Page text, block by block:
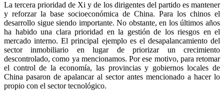
La tercera prioridad de Xi y de los dirigentes del partido es mantener
y reforzar la base socioeconómica de China. Para los chinos el
desarrollo sigue siendo importante. No obstante, en los últimos años
ha habido una clara prioridad en la gestión de los riesgos en el
mercado interno. El principal ejemplo es el desapalancamiento del
sector inmobiliario en lugar de priorizar un crecimiento
descontrolado, como ya mencionamos. Por ese motivo, para retomar
el control de la economía, las provincias y gobiernos locales de
China pasaron de apalancar al sector antes mencionado a hacer lo
propio con el sector tecnológico.